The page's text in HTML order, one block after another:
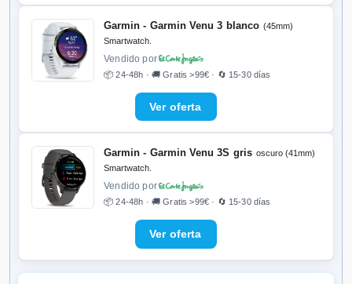
Garmin - Garmin Venu 3 blanco (45mm)
Smartwatch.
Vendido por
📦 24-48h · 🚚 Gratis >99€ · 🔄 15-30 días
Garmin - Garmin Venu 3S gris oscuro (41mm)
Smartwatch.
Vendido por
📦 24-48h · 🚚 Gratis >99€ · 🔄 15-30 días